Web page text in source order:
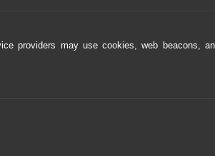
providers may use cookies, web beacons,